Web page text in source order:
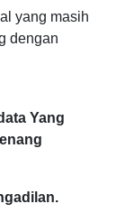
yang masih
dengan
Yang